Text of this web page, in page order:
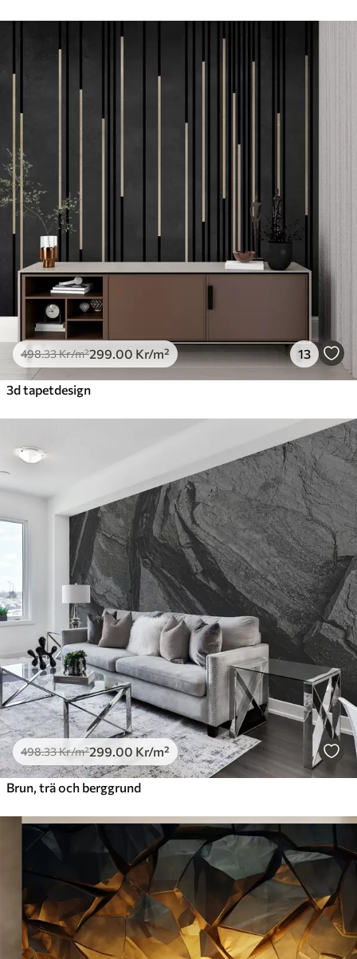
498.33Kr/m²299 .00 Kr/m² 13
3d tapetdesign
498.33Kr/m²299 .00 Kr/m²
Brun, trä och berggrund